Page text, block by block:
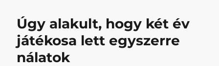
Úgy alakult, hogy két év
játékosa lett egyszerre
nálatok